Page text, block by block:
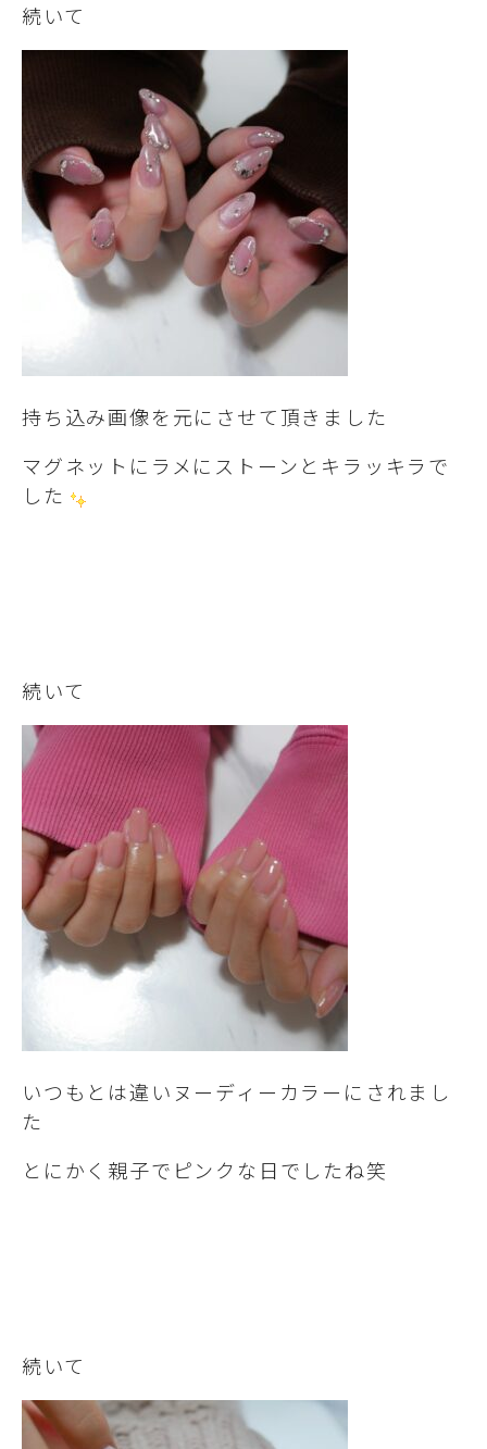
続いて
持ち込み画像を元にさせて頂きました
マグネットにラメにストーンとキラッキラで
した
続いて
いつもとは違いヌーディーカラーにされまし
た
とにかく親子でピンクな日でしたね笑
続いて